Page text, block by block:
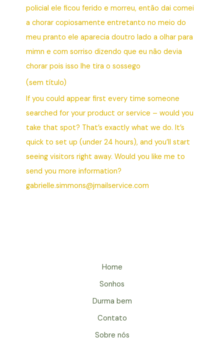
policial ele ficou ferido e morreu, então dai comei
a chorar copiosamente entretanto no meio do
meu pranto ele aparecia doutro lado a olhar para
mimn e com sorriso dizendo que eu não devia
chorar pois isso lhe tira o sossego
(sem título)
If you could appear first every time someone
searched for your product or service – would you
take that spot? That’s exactly what we do. It’s
quick to set up (under 24 hours), and you’ll start
seeing visitors right away. Would you like me to
send you more information?
gabrielle.simmons@jmailservice.com
Home
Sonhos
Durma bem
Contato
Sobre nós